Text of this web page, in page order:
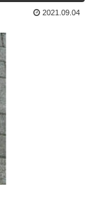
2021.09.04